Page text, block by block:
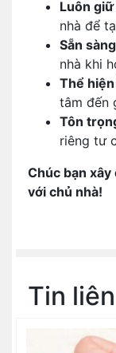
Luôn
nhà để
Sẵn
nhà khi
Thể
tâm đến
Tôn
riêng tư
Chúc bạn
với chủ nhà!
Tin